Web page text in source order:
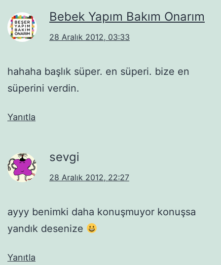
Bebek Yapım Bakım Onarım
28 Aralık 2012, 03:33
hahaha başlık süper. en süperi. bize en
süperini verdin.
Yanıtla
sevgi
28 Aralık 2012, 22:27
ayyy benimki daha konuşmuyor konuşsa
yandık desenize
Yanıtla